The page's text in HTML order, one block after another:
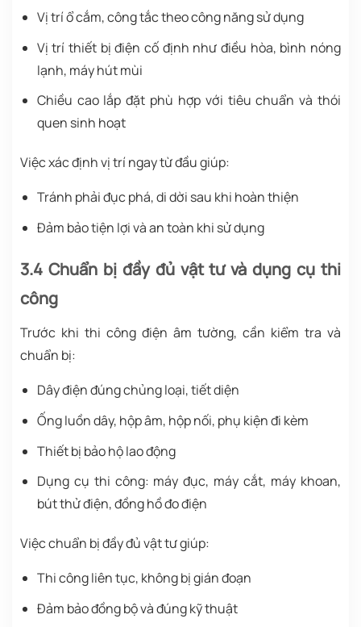
Vị trí ổ cắm, công tắc theo công năng sử dụng
Vị trí thiết bị điện cố định như điều hòa, bình nóng
lạnh, máy hút mùi
Chiều cao lắp đặt phù hợp với tiêu chuẩn và thói
quen sinh hoạt
Việc xác định vị trí ngay từ đầu giúp:
Tránh phải đục phá, di dời sau khi hoàn thiện
Đảm bảo tiện lợi và an toàn khi sử dụng
3.4 Chuẩn bị đầy đủ vật tư và dụng cụ thi
công
Trước khi thi công điện âm tường, cần kiểm tra và
chuẩn bị:
Dây điện đúng chủng loại, tiết diện
Ống luồn dây, hộp âm, hộp nối, phụ kiện đi kèm
Thiết bị bảo hộ lao động
Dụng cụ thi công: máy đục, máy cắt, máy khoan,
bút thử điện, đồng hồ đo điện
Việc chuẩn bị đầy đủ vật tư giúp:
Thi công liên tục, không bị gián đoạn
Đảm bảo đồng bộ và đúng kỹ thuật